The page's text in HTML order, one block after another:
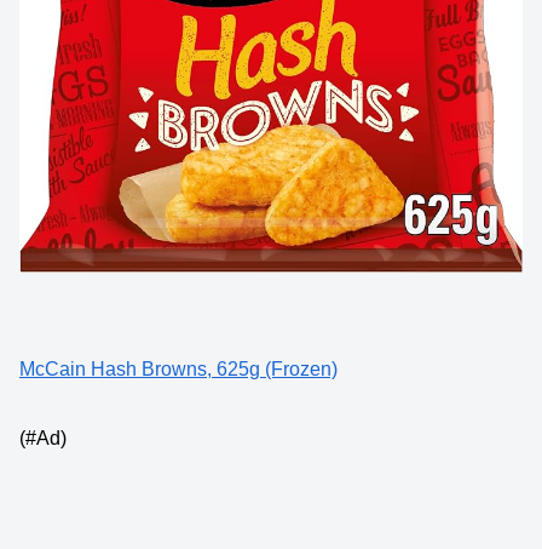
McCain Hash Browns, 625g (Frozen)
(#Ad)